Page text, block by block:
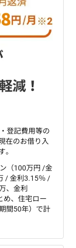
登記費用等の
在のお借り入
。
（100万円 /金
/ 金利3.15％ /
、金利
め、住宅ロー
間50年）で計